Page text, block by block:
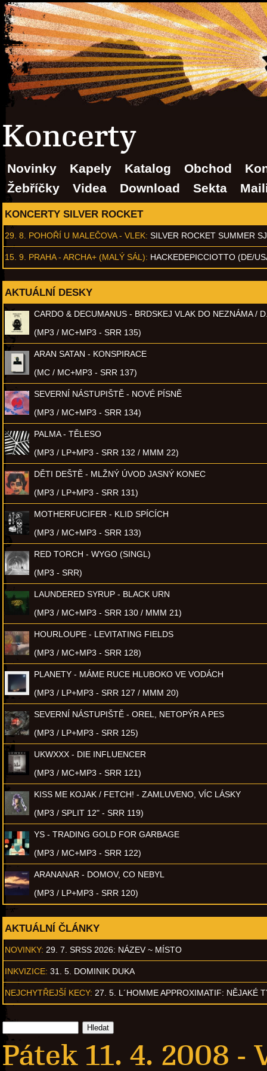
Koncerty
Novinky Kapely Katalog Obchod
Žebříčky
Videa Download Sekta
KONCERTY SILVER ROCKET
29. 8. POHOŘÍ U MALEČOVA - VLEK: SILVER ROCKET SUMMER
15. 9. PRAHA - ARCHA+ (MALÝ SÁL): HACKEDEPICCIOTTO (DE/
AKTUÁLNÍ DESKY
CARDO & DECUMANUS - BRDSKEJ VLAK DO NEZNÁMA /
(MP3 / MC+MP3 - SRR 135)
ARAN SATAN - KONSPIRACE
(MC / MC+MP3 - SRR 137)
SEVERNÍ NÁSTUPIŠTĚ - NOVÉ PÍSNĚ
(MP3 / MC+MP3 - SRR 134)
PALMA - TĚLESO
(MP3 / LP+MP3 - SRR 132 / MMM 22)
DĚTI DEŠTĚ - MLŽNÝ ÚVOD JASNÝ KONEC
(MP3 / LP+MP3 - SRR 131)
MOTHERFUCIFER - KLID SPÍCÍCH
(MP3 / MC+MP3 - SRR 133)
RED TORCH - WYGO (SINGL)
(MP3 - SRR)
LAUNDERED SYRUP - BLACK URN
(MP3 / MC+MP3 - SRR 130 / MMM 21)
HOURLOUPE - LEVITATING FIELDS
(MP3 / MC+MP3 - SRR 128)
PLANETY - MÁME RUCE HLUBOKO VE VODÁCH
(MP3 / LP+MP3 - SRR 127 / MMM 20)
SEVERNÍ NÁSTUPIŠTĚ - OREL, NETOPÝR A PES
(MP3 / LP+MP3 - SRR 125)
UKWXXX - DIE INFLUENCER
(MP3 / MC+MP3 - SRR 121)
KISS ME KOJAK / FETCH! - ZAMLUVENO, VÍC LÁSKY
(MP3 / SPLIT 12" - SRR 119)
YS - TRADING GOLD FOR GARBAGE
(MP3 / MC+MP3 - SRR 122)
ARANANAR - DOMOV, CO NEBYL
(MP3 / LP+MP3 - SRR 120)
AKTUÁLNÍ ČLÁNKY
NOVINKY: 29. 7. SRSS 2026: NÁZEV ~ MÍSTO
INKVIZICE: 31. 5. DOMINIK DUKA
NEJCHYTŘEJŠÍ KECY: 27. 5. L´HOMME APPROXIMATIF: NĚJAKÉ
Pátek 11. 4. 2008 -